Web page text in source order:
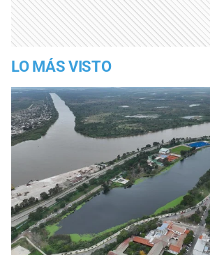
LO MÁS VISTO